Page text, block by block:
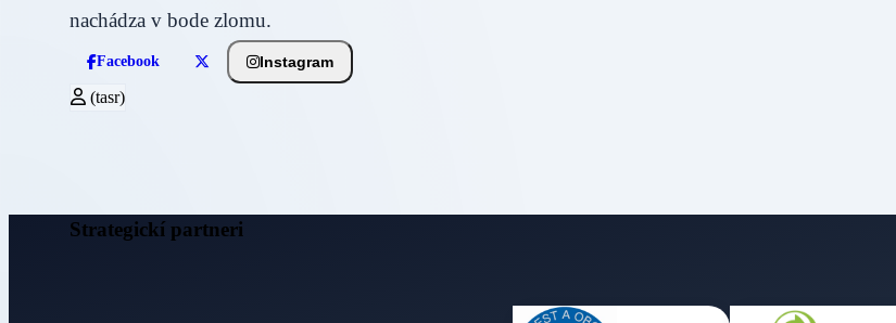
nachádza v bode zlomu.
Facebook Instagram
(tasr)
Strategickí partneri